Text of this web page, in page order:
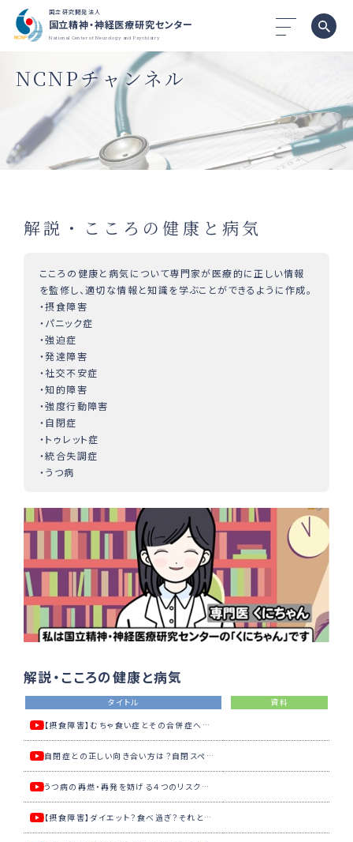
国立研究開発法人
国立精神・神経医療研究センター
National Center of Neurology and Psychiatry
NCNPチャンネル
解説・こころの健康と病気
こころの健康と病気について専門家が医療的に正しい情報
を監修し、適切な情報と知識を学ぶことができるように作成。
・摂食障害
・パニック症
・強迫症
・発達障害
・社交不安症
・知的障害
・強度行動障害
・自閉症
・トゥレット症
・統合失調症
・うつ病
解説・こころの健康と病気
タイトル 資料
【摂食障害】むちゃ食い症とその合併症への４つの治療について専門医が解説【国立精神・神経医療研究センター】
自閉症との正しい向き合い方は？自閉スペクトラム症の支援について専門医が解説【国立精神・神経医療研究センター】
うつ病の再燃・再発を妨げる４つのリスク…うつ病の回復過程について専門医が解説【国立精神・神経医療研究センター】
【摂食障害】ダイエット？食べ過ぎ？それとも病気？摂食障害の診断と病型について専門医が解説【国立精神・神経医療研究センター】